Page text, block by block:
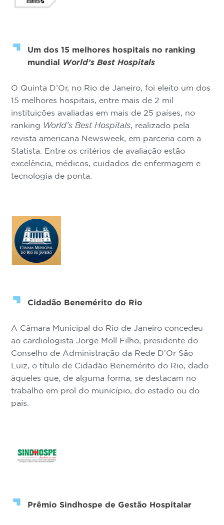
Um dos 15 melhores hospitais no ranking
mundial World’s Best Hospitals
O Quinta D’Or, no Rio de Janeiro, foi eleito um dos
15 melhores hospitais, entre mais de 2 mil
instituições avaliadas em mais de 25 países, no
ranking World’s Best Hospitals, realizado pela
revista americana Newsweek, em parceria com a
Statista. Entre os critérios de avaliação estão
excelência, médicos, cuidados de enfermagem e
tecnologia de ponta.
Cidadão Benemérito do Rio
A Câmara Municipal do Rio de Janeiro concedeu
ao cardiologista Jorge Moll Filho, presidente do
Conselho de Administração da Rede D’Or São
Luiz, o título de Cidadão Benemérito do Rio, dado
àqueles que, de alguma forma, se destacam no
trabalho em prol do município, do estado ou do
país.
Prêmio Sindhospe de Gestão Hospitalar